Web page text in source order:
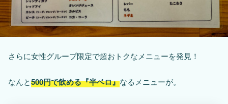
さらに女性グループ限定で超おトクなメニューを発見！
なんと500円で飲める『半ベロ』なるメニューが。